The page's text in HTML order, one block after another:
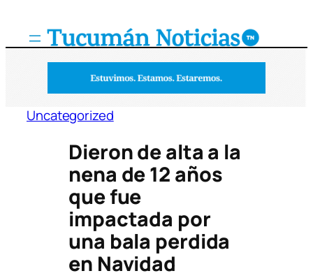
Uncategorized
Dieron de alta a la
nena de 12 años
que fue
impactada por
una bala perdida
en Navidad